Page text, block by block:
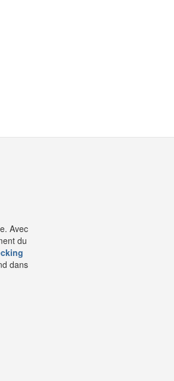
Avec
du
dans